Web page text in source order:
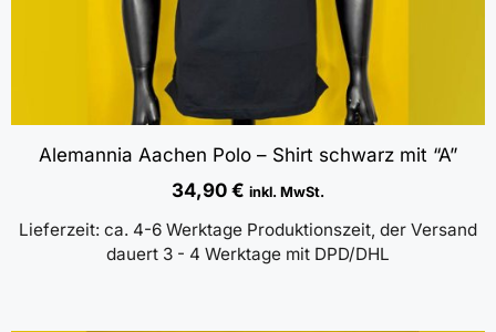
Alemannia Aachen Polo – Shirt schwarz mit “A”
34,90 € inkl. MwSt.
Lieferzeit: ca. 4-6 Werktage Produktionszeit, der Versand
dauert 3 - 4 Werktage mit DPD/DHL